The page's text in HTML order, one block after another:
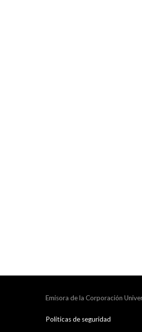
Emisora de la Corporación
Politicas de seguridad